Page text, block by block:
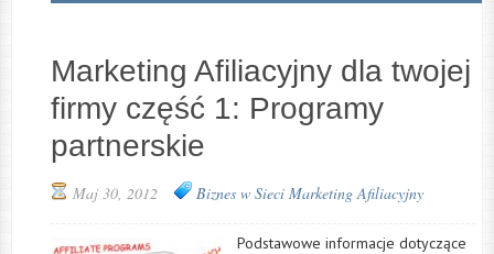
Marketing Afiliacyjny dla twojej
firmy część 1: Programy
partnerskie
Maj 30, 2012 Biznes w Sieci Marketing Afiliacyjny
Podstawowe informacje dotyczące